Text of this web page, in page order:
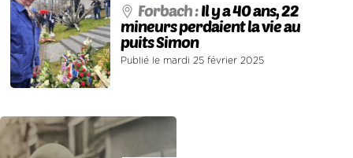
Forbach :Il y a 40 ans, 22
mineurs perdaient la vie au
puits Simon
Publié le mardi 25 février 2025